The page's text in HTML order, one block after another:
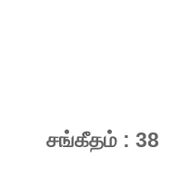
சங்கீதம் : 38